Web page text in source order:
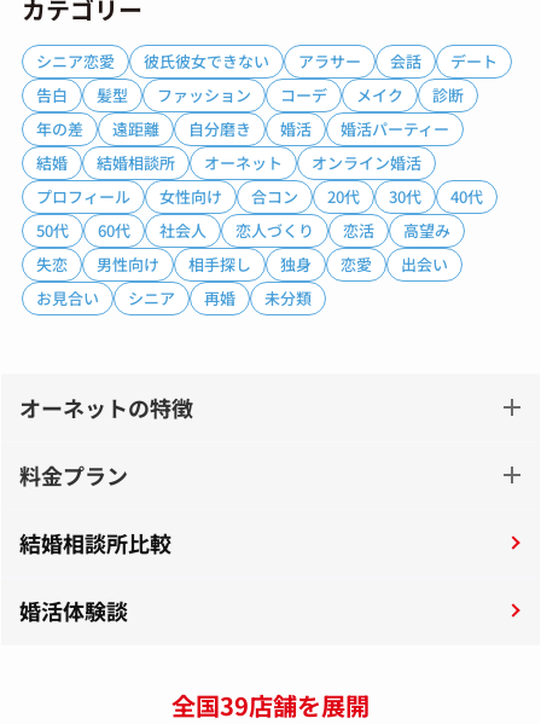
カテゴリー
シニア恋愛 彼氏彼女できない アラサー 会話
デート
告白
髪型 ファッション コーデ メイク
診断
年の差
遠距離 自分磨き 婚活
婚活パーティー
結婚
結婚相談所 オーネット
オンライン婚活
プロフィール
女性向け 合コン 20代 30代
40代
50代
60代 社会人 恋人づくり 恋活
高望み
失恋
男性向け 相手探し 独身 恋愛
出会い
お見合い
シニア 再婚 未分類
オーネットの特徴
料金プラン
結婚相談所比較
婚活体験談
全国39店舗を展開